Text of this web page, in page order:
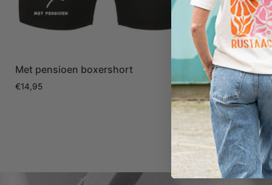
Met pensioen boxershort
€14,95
100%
14,95